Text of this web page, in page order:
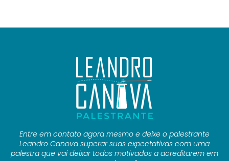
Entre em contato agora mesmo e deixe o palestrante
Leandro Canova superar suas expectativas com uma
palestra que vai deixar todos motivados a acreditarem em